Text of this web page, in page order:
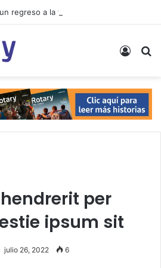
regreso a la tierra
per
ipsum sit
julio 26, 2022 6